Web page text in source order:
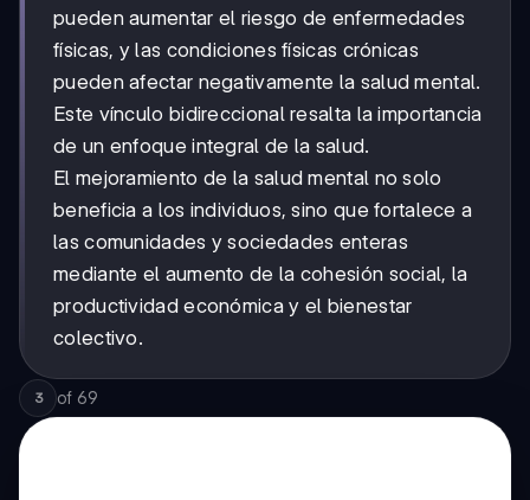
pueden aumentar el riesgo de enfermedades
físicas, y las condiciones físicas crónicas
pueden afectar negativamente la salud mental.
Este vínculo bidireccional resalta la importancia
de un enfoque integral de la salud.
El mejoramiento de la salud mental no solo
beneficia a los individuos, sino que fortalece a
las comunidades y sociedades enteras
mediante el aumento de la cohesión social, la
productividad económica y el bienestar
colectivo.
3 of 69